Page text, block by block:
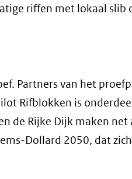
riffen met lokaal slib
Partners van het
Rifblokken is
de Rijke Dijk maken
Dollard 2050, dat